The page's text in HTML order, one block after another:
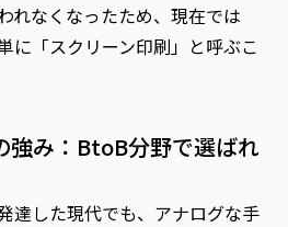
れなくなったため、現在では
に「スクリーン印刷」と呼ぶこ
強み：BtoB分野で選ばれ
達した現代でも、アナログな手